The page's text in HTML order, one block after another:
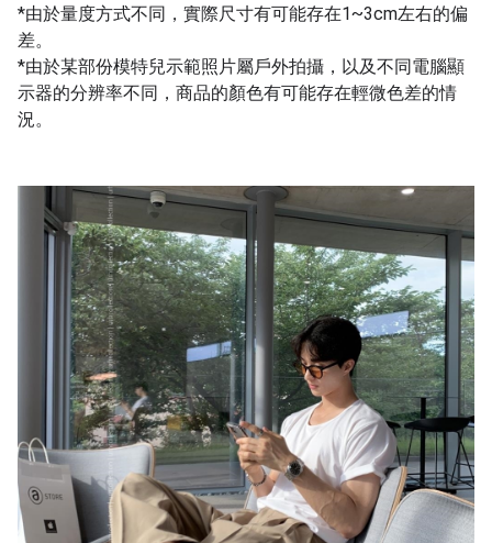
*由於量度方式不同，實際尺寸有可能存在1~3cm左右的偏
差。
*由於某部份模特兒示範照片屬戶外拍攝，以及不同電腦顯
示器的分辨率不同，商品的顏色有可能存在輕微色差的情
況。